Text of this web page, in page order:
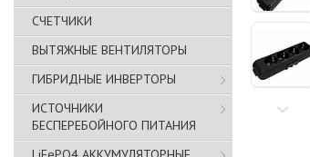
СЧЕТЧИКИ
ВЫТЯЖНЫЕ ВЕНТИЛЯТОРЫ
ГИБРИДНЫЕ ИНВЕРТОРЫ
ИСТОЧНИКИ
БЕСПЕРЕБОЙНОГО ПИТАНИЯ